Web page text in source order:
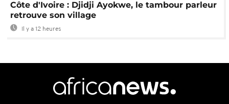
Côte d'Ivoire : Djidji Ayokwe, le tambour parleur
retrouve son village
Il y a 12 heures